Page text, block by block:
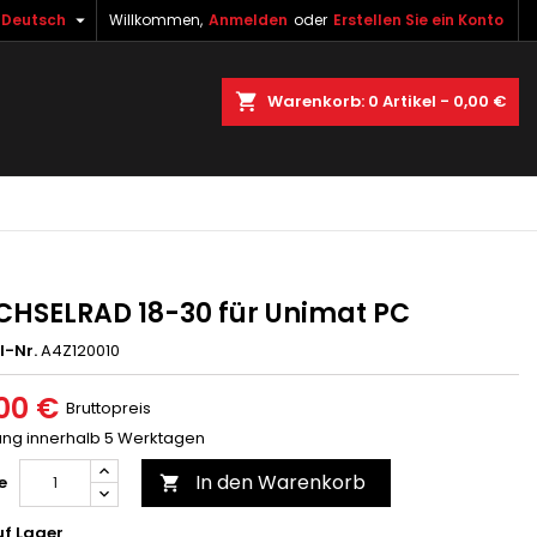
Willkommen, Anmelden oder Erstellen Sie ein Konto
Deutsch 
Warenkorb 0 Artikel - 0,00 €
18-30 für Unimat PC
Nr.A4Z120010
€ Bruttopreis
innerhalb 5 Werktagen
 In den Warenkorb
Lager